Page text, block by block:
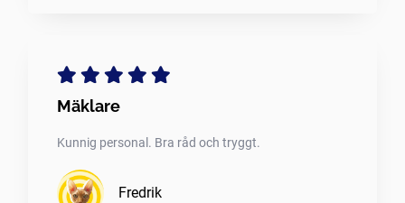
Mäklare
Kunnig personal. Bra råd och tryggt.
Fredrik